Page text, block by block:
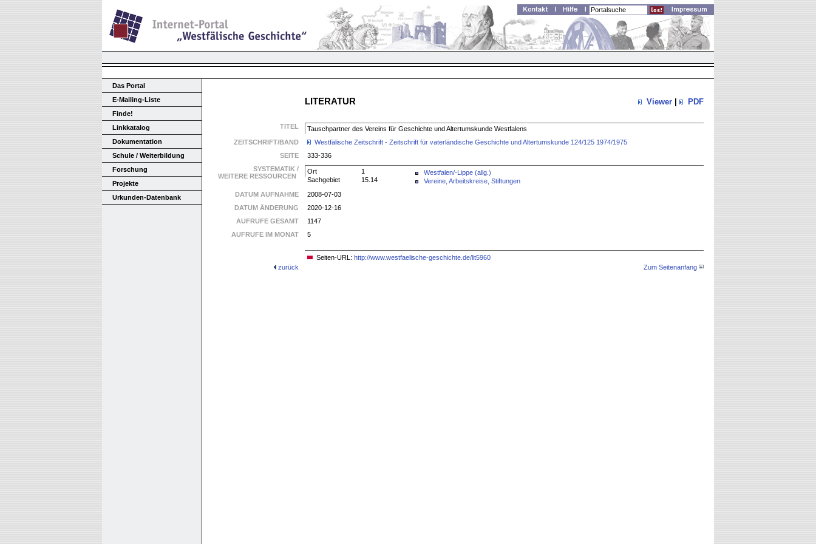
Das Portal
E-Mailing-Liste
Finde!
Linkkatalog
Dokumentation
Schule / Weiterbildung
Forschung
Projekte
Urkunden-Datenbank
LITERATUR Viewer PDF
TITEL
Tauschpartner des Vereins für Geschichte und Altertumskunde Westfalens
ZEITSCHRIFT/BAND
Westfälische Zeitschrift - Zeitschrift für vaterländische Geschichte und Altertumskunde 124/125 1974/1975
SEITE
333-336
SYSTEMATIK /
WEITERE RESSOURCEN
Ort 1
Westfalen/-Lippe (allg.)
Sachgebiet
15.14
Vereine, Arbeitskreise, Stiftungen
DATUM AUFNAHME
2008-07-03
DATUM ÄNDERUNG
2020-12-16
AUFRUFE GESAMT
1147
AUFRUFE IM MONAT
5
Seiten-URL: http://www.westfaelische-geschichte.de/lit5960
zurück
Zum Seitenanfang